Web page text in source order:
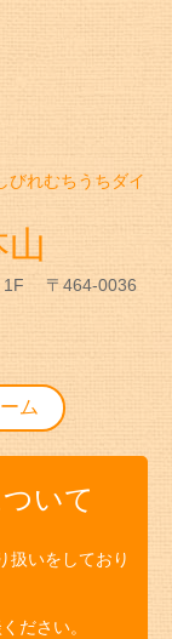
びれむちうちダイ
1F 〒464-0036
ム
いて
扱いをしており
ださい。